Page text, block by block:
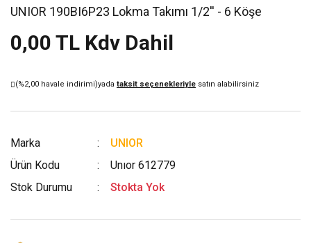
UNIOR 190BI6P23 Lokma Takımı 1/2'' - 6 Köşe
0,00 TL Kdv Dahil
(%2,00 havale indirimi)yada taksit seçenekleriyle satın alabilirsiniz
Marka
UNIOR
Ürün Kodu
Unıor 612779
Stok Durumu
Stokta Yok